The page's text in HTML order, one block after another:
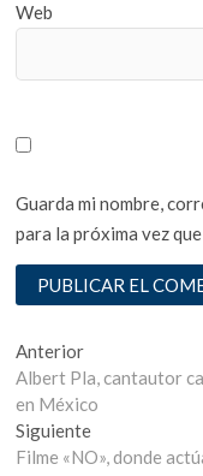
Web
Guarda mi nombre,
para la próxima vez
Navegación
de
entradas
AnteriorEntrada
anterior:
Albert Pla, cantautor
en México
SiguienteEntrada
siguiente:
Filme «NO», donde